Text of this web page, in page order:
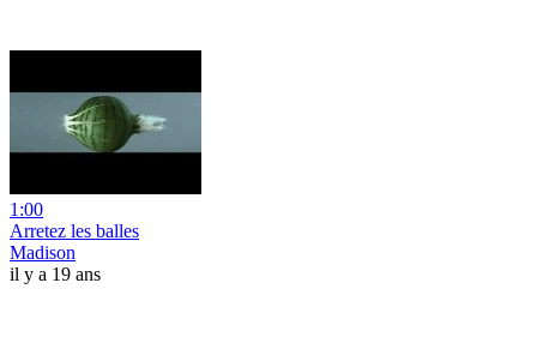
1:00
Arretez les balles
Madison
il y a 19 ans